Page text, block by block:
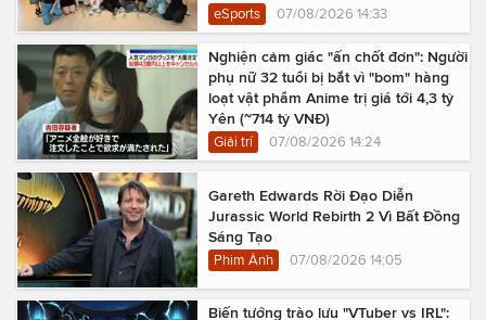
eSports 07/08/2026 14:33
Nghiện cảm giác "ấn chốt đơn": Người
phụ nữ 32 tuổi bị bắt vì "bom" hàng
loạt vật phẩm Anime trị giá tới 4,3 tỷ
Yên (~714 tỷ VNĐ)
Giải trí 07/08/2026 14:24
Gareth Edwards Rời Đạo Diễn
Jurassic World Rebirth 2 Vì Bất Đồng
Sáng Tạo
Phim Ảnh 07/08/2026 14:05
Biến tướng trào lưu "VTuber vs IRL":